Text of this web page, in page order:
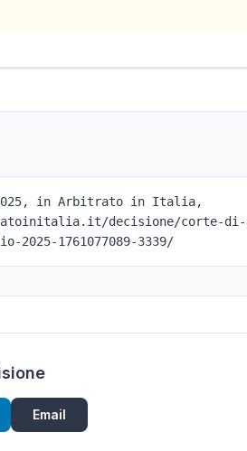
in Arbitrato in Italia,
decisione/corte-di-
2025-1761077089-3339/
Email